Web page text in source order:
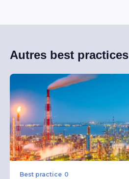
Autres best practices
Best practice 0